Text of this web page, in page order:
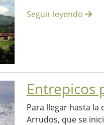
Seguir leyendo
Entrepicos
Para llegar hasta la
Arrudos, que se